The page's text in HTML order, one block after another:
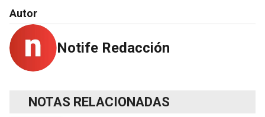
Autor
Notife Redacción
NOTAS RELACIONADAS